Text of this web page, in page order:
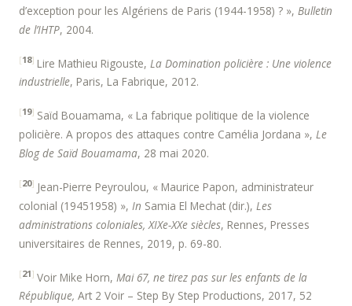
d’exception pour les Algériens de Paris (1944­-1958) ? », Bulletin
de l’IHTP, 2004.
[18] Lire Mathieu Rigouste, La Domination policière : Une violence
industrielle, Paris, La Fabrique, 2012.
[19] Saïd Bouamama, « La fabrique politique de la violence
policière. A propos des attaques contre Camélia Jordana », Le
Blog de Saïd Bouamama, 28 mai 2020.
[20] Jean-­Pierre Peyroulou, « Maurice Papon, administrateur
colonial (1945­1958) », In Samia El Mechat (dir.), Les
administrations coloniales, XIXe-­XXe siècles, Rennes, Presses
universitaires de Rennes, 2019, p. 69­-80.
[21] Voir Mike Horn, Mai 67, ne tirez pas sur les enfants de la
République, Art 2 Voir – Step By Step Productions, 2017, 52